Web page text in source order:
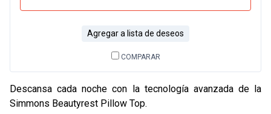
Agregar a lista de deseos
COMPARAR
Descansa cada noche con la tecnología avanzada de la
Simmons Beautyrest Pillow Top.